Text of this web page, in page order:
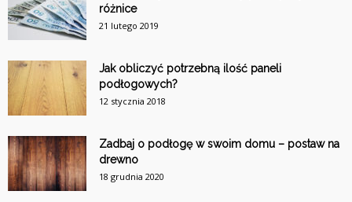
różnice
21 lutego 2019
Jak obliczyć potrzebną ilość paneli
podłogowych?
12 stycznia 2018
Zadbaj o podłogę w swoim domu – postaw na
drewno
18 grudnia 2020